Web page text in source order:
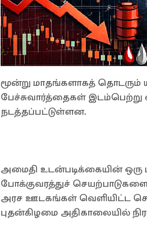
மூன்று மாதங்களாகத் தொடரும்
பேச்சுவார்த்தைகள் இடம்பெற்று
நடத்தப்பட்டுள்ளன.
அமைதி உடன்படிக்கையின்
போக்குவரத்துச் செயற்பாடுகளை
அரச ஊடகங்கள் வெளியிட்ட
புதன்கிழமை அதிகாலையில்